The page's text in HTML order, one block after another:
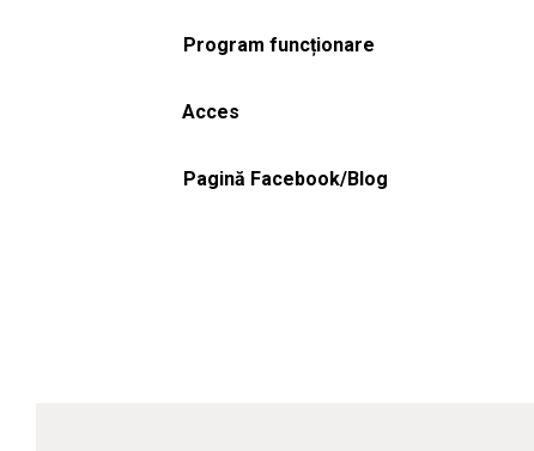
Program funcționare
Acces
Pagină Facebook/Blog